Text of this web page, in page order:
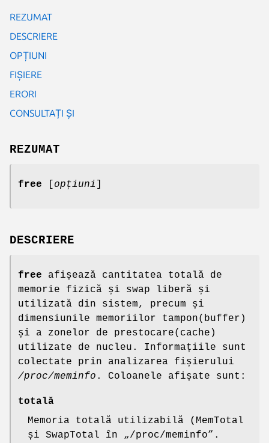
REZUMAT
DESCRIERE
OPȚIUNI
FIȘIERE
ERORI
CONSULTAȚI ȘI
REZUMAT
free opțiuni
DESCRIERE
free afișează cantitatea totală de
memorie fizică și swap liberă și
utilizată din sistem, precum și
dimensiunile memoriilor tampon(buffer)
și a zonelor de prestocare(cache)
utilizate de nucleu. Informațiile sunt
colectate prin analizarea fișierului
/proc/meminfo . Coloanele afișate sunt:
totală
Memoria totală utilizabilă (MemTotal
și SwapTotal în „/proc/meminfo”.